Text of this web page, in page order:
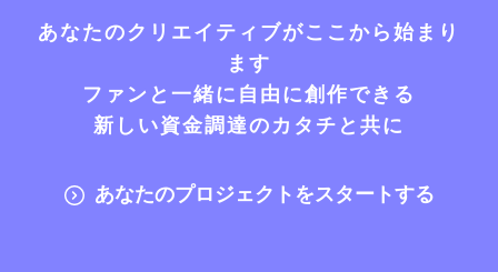
あなたのクリエイティブがここから始まり
ます
ファンと一緒に自由に創作できる
新しい資金調達のカタチと共に
あなたのプロジェクトをスタートする